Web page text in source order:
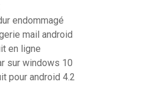
endommagé
mail android
en ligne
sur windows 10
pour android 4.2